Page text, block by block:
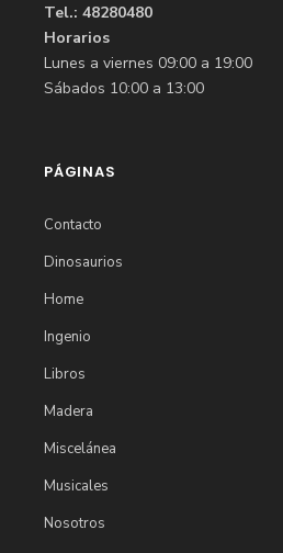
Tel.: 48280480
Horarios
Lunes a viernes 09:00 a 19:00
Sábados 10:00 a 13:00
PÁGINAS
Contacto
Dinosaurios
Home
Ingenio
Libros
Madera
Miscelánea
Musicales
Nosotros